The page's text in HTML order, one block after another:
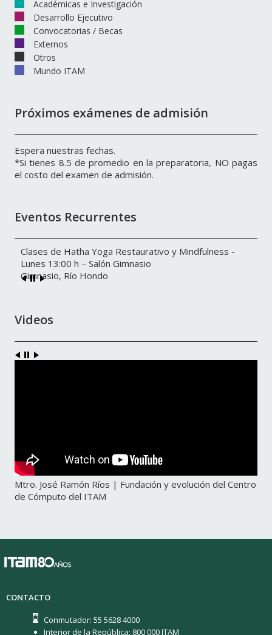
Académicas e Investigación
Desarrollo Ejecutivo
Convocatorias / Becas
Externos
Otros
Mundo ITAM
Próximos exámenes de admisión
Espera nuestras fechas.
*Si tienes 8.5 de promedio en la preparatoria, NO pagas
el costo del examen de admisión.
Eventos Recurrentes
Clases de Hatha Yoga Restaurativo y Mindfulness -
Lunes 13:00 h – Salón Gimnasio
Gimnasio, Río Hondo
Videos
Mtro. José Ramón Ríos | Fundación y evolución del Centro
de Cómputo del ITAM
CONTACTO
Conmutador: 55 5628 4000
Interior de la República: 800 000 ITAM